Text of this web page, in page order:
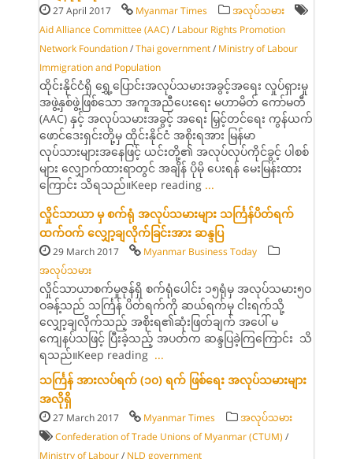
27 April 2017 Myanmar Times
အလုပ်သမား
Aid Alliance Committee (AAC) / Labour Rights Promotion
Network Foundation /Thai government / Ministry of Labour
Immigration and Population
ထိုင်းနိုင်ငံရှိ ရွှေ့ပြောင်းအလုပ်သမားအခွင့်အရေး လှုပ်ရှားမှု
အဖွဲ့နှစ်ဖွဲ့ဖြစ်သော အကူအညီပေးရေး မဟာမိတ် ကော်မတီ
(AAC) နှင့် အလုပ်သမားအခွင့် အရေး မြှင့်တင်ရေး ကွန်ယက်
ဖောင်ဒေးရှင်းတို့မှ ထိုင်းနိုင်ငံ အစိုးရအား မြန်မာ
လုပ်သားများအနေဖြင့် ယင်းတို့၏ အလုပ်လုပ်ကိုင်ခွင့် ပါစစ်
များ လျှောက်ထားရာတွင် အချိန် ပိုမို ပေးရန် မေးမြန်းထား
ကြောင်း သိရသည်။Keep reading ...
လှိုင်သာယာ မှ စက်ရုံ အလုပ်သမားများ သင်္ကြန်ပိတ်ရက်
ထက်ဝက် လျှော့ချလိုက်ခြင်းအား ဆန္ဒပြ
29 March 2017
Myanmar Business Today
အလုပ်သမား
လှိုင်သာယာစက်မှုဇုန်ရှိ စက်ရုံပေါင်း ၁၅ရုံမှ အလုပ်သမား၅ဝ
ဝခန့်သည် သင်္ကြန် ပိတ်ရက်ကို ဆယ်ရက်မှ ငါးရက်သို့
လျှော့ချလိုက်သည့် အစိုးရ၏ဆုံးဖြတ်ချက် အပေါ် မ
ကျေနပ်သဖြင့် ပြီးခဲ့သည့် အပတ်က ဆန္ဒပြခဲ့ကြကြောင်း သိ
ရသည်။Keep reading ...
သင်္ကြန် အားလပ်ရက် (၁၀) ရက် ဖြစ်ရေး အလုပ်သမားများ
အလိုရှိ
27 March 2017 Myanmar Times
အလုပ်သမား
Confederation of Trade Unions of Myanmar (CTUM) /
Ministry of Labour / NLD government